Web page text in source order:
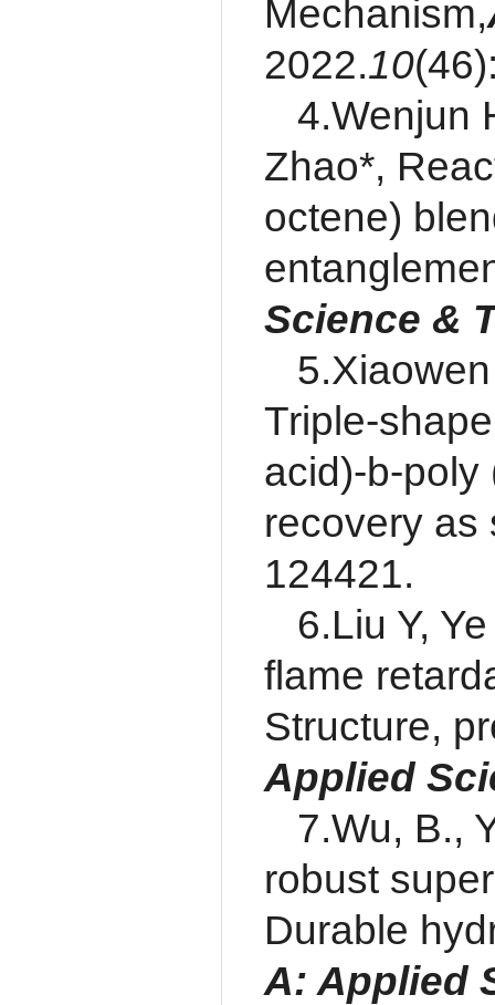
Mechanism,
2022.10
4.Wenjun
Zhao*,
octene)
Science &
Triple-
acid)-b-poly
recovery as
124421.
6.Liu Y,
flame
Structure,
Applied
7.Wu, B.,
robust
Durable
A: Applied